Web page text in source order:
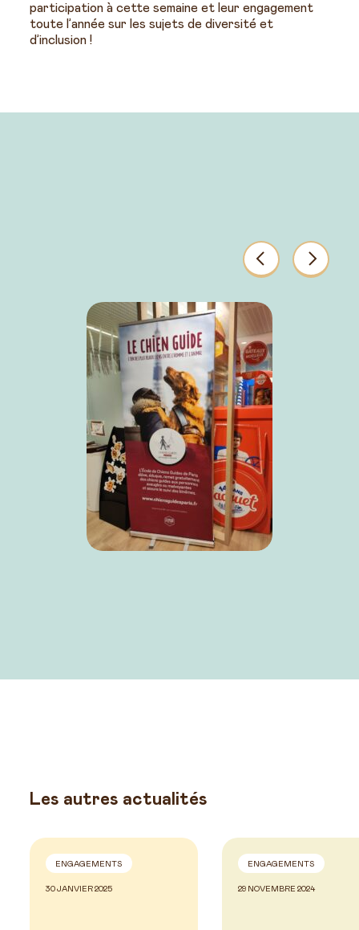
participation à cette semaine et leur engagement
toute l’année sur les sujets de diversité et
d’inclusion !
PrécédentsSuivants
Les autres actualités
ENGAGEMENTS
30 JANVIER 2025
ENGAGEMENTS
29 NOVEMBRE 2024